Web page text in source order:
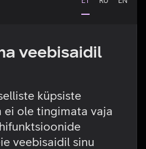
veebisaidil
küpsiste
ei ole tingimata vaja
veebisaidil sinu
viga